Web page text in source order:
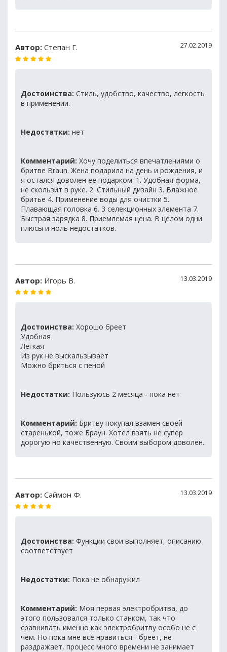
Автор: Степан Г. 27.02.2019
Достоинства: Стиль, удобство, качество, легкость
в применении.
Недостатки: нет
Комментарий: Хочу поделиться впечатлениями о
бритве Braun. Жена подарила на день и рождения, и
я остался доволен ее подарком. 1. Удобная форма,
не скользит в руке. 2. Стильный дизайн 3. Влажное
бритье 4. Применение воды для очистки 5.
Плавающая головка 6. 3 селекционных элемента 7.
Быстрая зарядка 8. Приемлемая цена. В целом одни
плюсы и ноль недостатков.
Автор: Игорь В. 13.03.2019
Достоинства: Хорошо бреет
Удобная
Легкая
Из рук не выскальзывает
Можно бриться с пеной
Недостатки: Пользуюсь 2 месяца - пока нет
Комментарий: Бритву покупал взамен своей
старенькой, тоже Браун. Хотел взять не супер
дорогую но качественную. Своим выбором доволен.
Автор: Саймон Ф. 13.03.2019
Достоинства: Функции свои выполняет, описанию
соответствует
Недостатки: Пока не обнаружил
Комментарий: Моя первая электробритва, до
этого пользовался только станком, так что
сравнивать именно как электробритву особо не с
чем. Но пока мне всё нравиться - бреет, не
раздражает, процесс много времени не занимает